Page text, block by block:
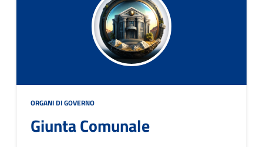
ORGANI DI GOVERNO
Giunta Comunale